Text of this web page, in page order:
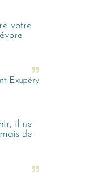
votre
Exupéry
il ne
de